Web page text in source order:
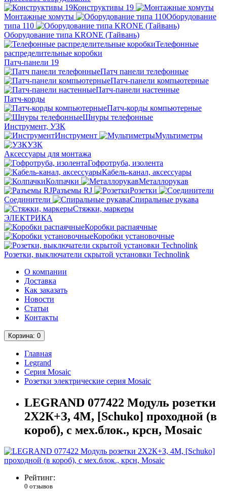
Конструктивы 19
Монтажные хомуты
Оборудование
типа 110
Оборудование типа KRONE (Тайвань)
Телефонные
распределительные коробки
Патч-панели 19
Патч панели телефонные
Патч-панели компьютерные
Патч-панели настенные
Патч-корды
Патч-корды компьютерные
Шнуры телефонные
Инструмент, УЗК
Инструмент
Мультиметры
УЗК
Аксессуары для монтажа
Гофротруба, изолента
Кабель-канал, аксессуары
Колпачки
Металлорукав
Разъемы RJ
Розетки
Соединители
Спиральные рукава
Стяжки, маркеры
ЭЛЕКТРИКА
Коробки распаячные
Коробки установочные
Розетки, выключатели скрытой установки Technolink
О компании
Доставка
Как заказать
Новости
Статьи
Контакты
Корзина: 0
Главная
Legrand
Серия Mosaic
Розетки электрические серия Mosaic
LEGRAND 077422 Модуль розетки
2Х2К+З, 4М, [Schuko] проходной (в
короб), с мех.блок., крсн, Mosaic
Рейтинг:
0 отзывов